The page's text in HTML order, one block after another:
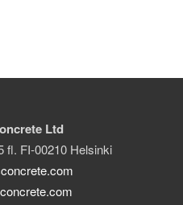
Ltd
fl. FI-00210 Helsinki